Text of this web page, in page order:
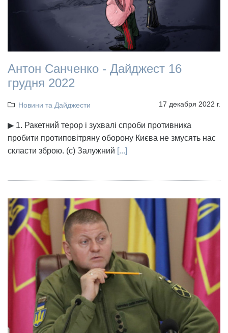
Антон Санченко - Дайджест 16
грудня 2022
Новини та Дайджести 17 декабря 2022 г.
▶ 1. Ракетний терор і зухвалі спроби противника
пробити протиповітряну оборону Києва не змусять нас
скласти зброю. (с) Залужний [...]